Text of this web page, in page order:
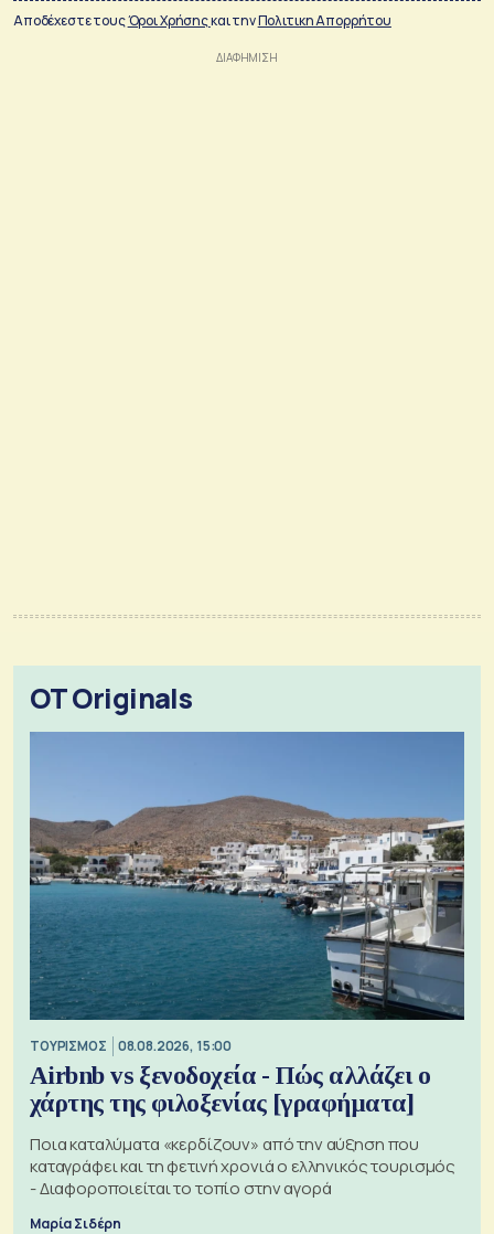
Αποδέχεστε τουςΌροι Χρήσηςκαι τηνΠολιτικη Απορρήτου
OT Originals
ΤΟΥΡΙΣΜΟΣ 08.08.2026, 15:00
Airbnb vs ξενοδοχεία - Πώς αλλάζει ο
χάρτης της φιλοξενίας [γραφήματα]
Ποια καταλύματα «κερδίζουν» από την αύξηση που
καταγράφει και τη φετινή χρονιά ο ελληνικός τουρισμός
- Διαφοροποιείται το τοπίο στην αγορά
Μαρία Σιδέρη